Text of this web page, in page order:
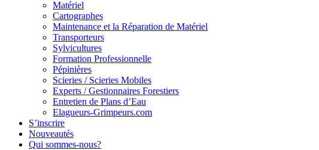
Matériel
Cartographes
Maintenance et la Réparation de Matériel
Transporteurs
Sylvicultures
Formation Professionnelle
Pépinières
Scieries / Scieries Mobiles
Experts / Gestionnaires Forestiers
Entretien de Plans d’Eau
Elagueurs-Grimpeurs.com
S’inscrire
Nouveautés
Qui sommes-nous?